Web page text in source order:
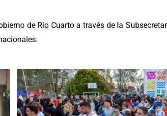
de Río Cuarto a través de la